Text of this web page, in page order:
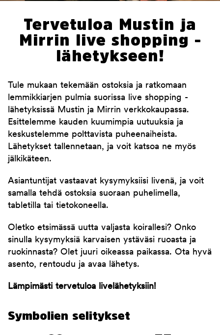
Tervetuloa Mustin ja
Mirrin live shopping -
lähetykseen!
Tule mukaan tekemään ostoksia ja ratkomaan
lemmikkiarjen pulmia suorissa live shopping -
lähetyksissä Mustin ja Mirrin verkkokaupassa.
Esittelemme kauden kuumimpia uutuuksia ja
keskustelemme polttavista puheenaiheista.
Lähetykset tallennetaan, ja voit katsoa ne myös
jälkikäteen.
Asiantuntijat vastaavat kysymyksiisi livenä, ja voit
samalla tehdä ostoksia suoraan puhelimella,
tabletilla tai tietokoneella.
Oletko etsimässä uutta valjasta koirallesi? Onko
sinulla kysymyksiä karvaisen ystäväsi ruoasta ja
ruokinnasta? Olet juuri oikeassa paikassa. Ota hyvä
asento, rentoudu ja avaa lähetys.
Lämpimästi tervetuloa livelähetyksiin!
Symbolien selitykset